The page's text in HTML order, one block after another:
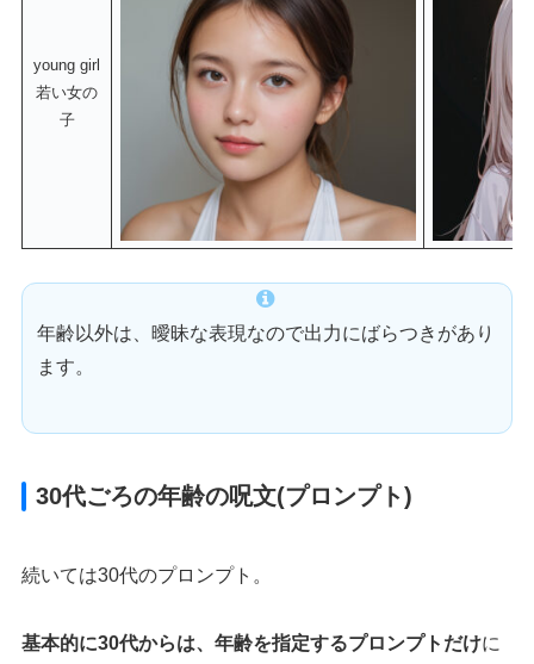
young girl
若い女の
子
年齢以外は、曖昧な表現なので出力にばらつきがあり
ます。
30代ごろの年齢の呪文(プロンプト)
続いては30代のプロンプト。
基本的に30代からは、年齢を指定するプロンプトだけに